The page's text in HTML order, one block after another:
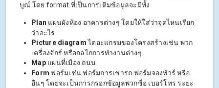
บูณ์ โดย format ที่เป็นการเติมข้อมูลจะมีทั้ง
Plan แผนผังห้อง อาคารต่างๆ โดยให้ใส่ว่าจุดไหนเรียก
ว่าอะไร
Picture diagramไดอะแกรมของโครงสร้างเช่น พวก
เครื่องจักร์ หรือกลไกการทำงานต่างๆ
Mapแผนที่เมือง ถนน
Form ฟอร์มเช่น ฟอร์มการเช่ารถ ฟอร์มจองทัวร์ หรือ
อื่นๆ โดยจะเป็นการกรอกข้อมูลพวกชื่อ เบอร์โทร ระยะ